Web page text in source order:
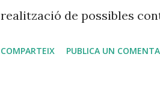
interessi. És molt
realització de possibles
COMPARTEIX PUBLICA UN